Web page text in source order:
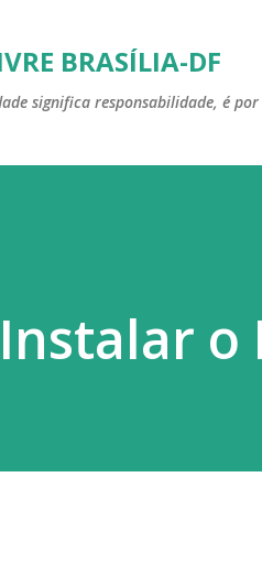
BRASÍLIA-DF
significa responsabilidade, é
o